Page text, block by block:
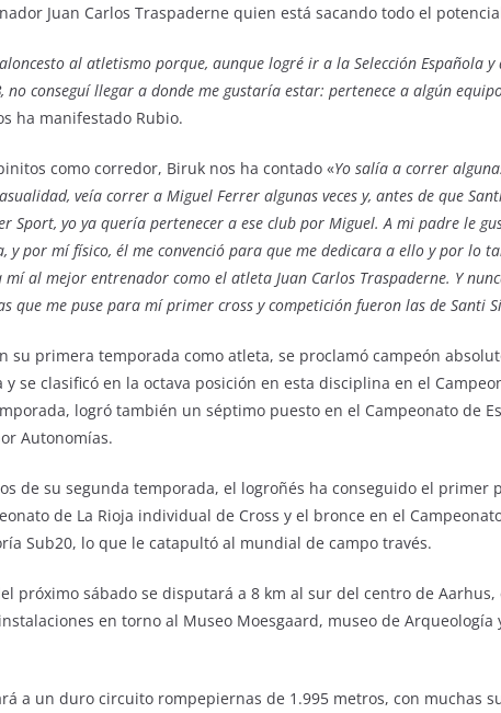
Juan Carlos Traspaderne quien está sacando todo el
al atletismo porque, aunque logré ir a la Selección Española
no conseguí llegar a donde me gustaría estar: pertenece a algún
ha manifestado Rubio.
como corredor, Biruk nos ha contado «Yo salía a correr
veía correr a Miguel Ferrer algunas veces y, antes de que
Sport, yo ya quería pertenecer a ese club por Miguel. A mi padre le
y por mí físico, él me convenció para que me dedicara a ello y por lo
mí al mejor entrenador como el atleta Juan Carlos Traspaderne. Y
que me puse para mí primer cross y competición fueron las de Santi
su primera temporada como atleta, se proclamó campeón
se clasificó en la octava posición en esta disciplina en el
logró también un séptimo puesto en el Campeonato de
Autonomías.
de su segunda temporada, el logroñés ha conseguido el primer
de La Rioja individual de Cross y el bronce en el
Sub20, lo que le catapultó al mundial de campo través.
próximo sábado se disputará a 8 km al sur del centro de
en torno al Museo Moesgaard, museo de
a un duro circuito rompepiernas de 1.995 metros, con muchas